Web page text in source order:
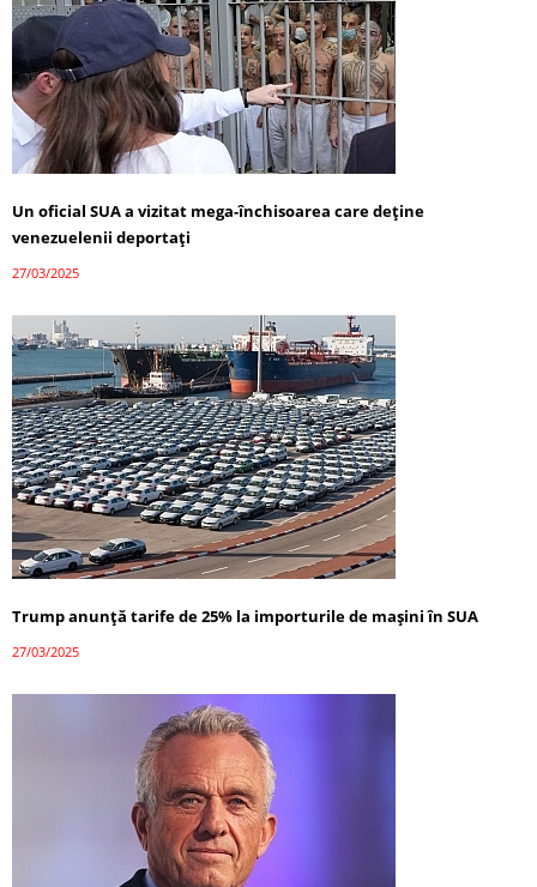
Un oficial SUA a vizitat mega-închisoarea care deține
venezuelenii deportați
27/03/2025
Trump anunță tarife de 25% la importurile de mașini în SUA
27/03/2025